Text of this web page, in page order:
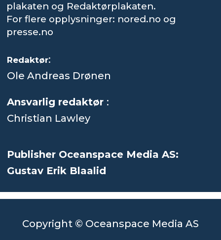
plakaten og Redaktørplakaten.
For flere opplysninger: nored.no og
presse.no
Redaktør:
Ole Andreas Drønen
Ansvarlig redaktør :
Christian Lawley
Publisher Oceanspace Media AS:
Gustav Erik Blaalid
Copyright © Oceanspace Media AS